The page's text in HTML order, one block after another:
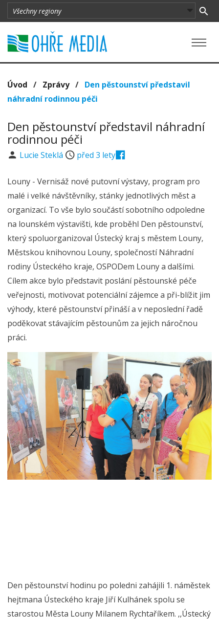
Úvod / Zprávy/ Den pěstounství představil
náhradní rodinnou péči
Den pěstounství představil náhradní
rodinnou péči
Lucie Steklá před 3 lety
Louny - Vernisáž nové putovní výstavy, program pro
malé i velké návštěvníky, stánky jednotlivých měst a
organizací. To vše bylo součástí sobotního odpoledne
na lounském výstavišti, kde proběhl Den pěstounství,
který spoluorganizoval Ústecký kraj s městem Louny,
Městskou knihovnou Louny, společností Náhradní
rodiny Ústeckého kraje, OSPODem Louny a dalšími.
Cílem akce bylo představit poslání pěstounské péče
veřejnosti, motivovat potenciální zájemce a při-blížit jim
výhody, které pěstounství přináší a v neposlední řadě
poděkovat stávajícím pěstounům za jejich náročnou
práci.
Den pěstounství hodinu po poledni zahájili 1. náměstek
hejtmana Ústeckého kraje Jiří Kulhánek spolu se
starostou Města Louny Milanem Rychtaříkem. ,,Ústecký